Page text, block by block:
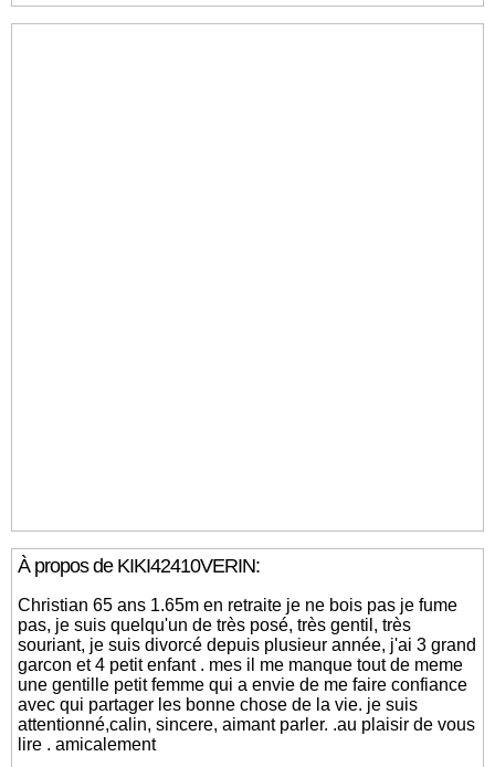
À propos de KIKI42410VERIN:
Christian 65 ans 1.65m en retraite je ne bois pas je fume
pas, je suis quelqu'un de très posé, très gentil, très
souriant, je suis divorcé depuis plusieur année, j'ai 3 grand
garcon et 4 petit enfant . mes il me manque tout de meme
une gentille petit femme qui a envie de me faire confiance
avec qui partager les bonne chose de la vie. je suis
attentionné,calin, sincere, aimant parler. .au plaisir de vous
lire . amicalement